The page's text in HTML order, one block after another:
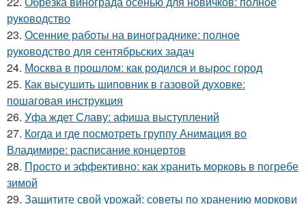
руководство
23. Осенние работы на винограднике: полное
руководство для сентябрьских задач
24. Москва в прошлом: как родился и вырос город
25. Как высушить шиповник в газовой духовке:
пошаговая инструкция
26. Уфа ждет Славу: афиша выступлений
27. Когда и где посмотреть группу Анимация во
Владимире: расписание концертов
28. Просто и эффективно: как хранить морковь в погребе
зимой
29. Защитите свой урожай: советы по хранению моркови